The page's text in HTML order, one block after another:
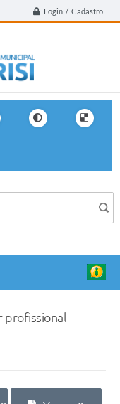
Login / Cadastro
profissional